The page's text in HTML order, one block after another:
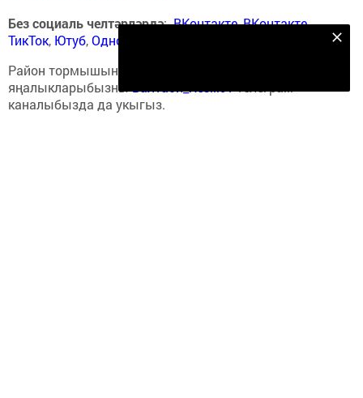
Без социаль челтәрләрдә:ВКонтакте,ВКонтакте,
ТикТок, Ютуб,Одноклассники
Район тормышына кагылышлы иң мөһим
яңалыкларыбызныБалтаси_Хезмэттелеграм
каналыбызда да укыгыз.